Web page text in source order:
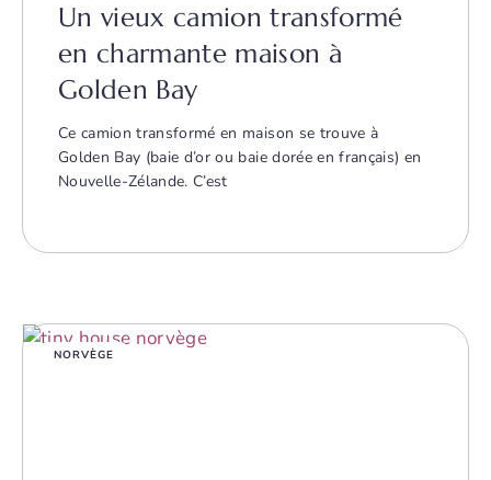
Un vieux camion transformé
en charmante maison à
Golden Bay
Ce camion transformé en maison se trouve à
Golden Bay (baie d’or ou baie dorée en français) en
Nouvelle-Zélande. C’est
NORVÈGE